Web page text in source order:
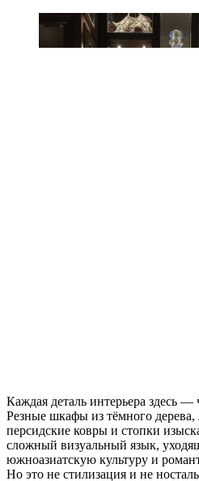
Каждая деталь интерьера здесь
Резные шкафы из тёмного дерева,
персидские ковры и стопки
сложный визуальный язык,
южноазиатскую культуру и
Но это не стилизация и не